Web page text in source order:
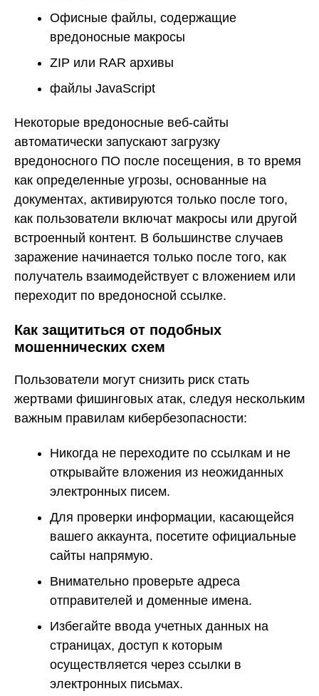
Офисные файлы, содержащие
вредоносные макросы
ZIP или RAR архивы
файлы JavaScript
Некоторые вредоносные веб-сайты
автоматически запускают загрузку
вредоносного ПО после посещения, в то время
как определенные угрозы, основанные на
документах, активируются только после того,
как пользователи включат макросы или другой
встроенный контент. В большинстве случаев
заражение начинается только после того, как
получатель взаимодействует с вложением или
переходит по вредоносной ссылке.
Как защититься от подобных
мошеннических схем
Пользователи могут снизить риск стать
жертвами фишинговых атак, следуя нескольким
важным правилам кибербезопасности:
Никогда не переходите по ссылкам и не
открывайте вложения из неожиданных
электронных писем.
Для проверки информации, касающейся
вашего аккаунта, посетите официальные
сайты напрямую.
Внимательно проверьте адреса
отправителей и доменные имена.
Избегайте ввода учетных данных на
страницах, доступ к которым
осуществляется через ссылки в
электронных письмах.